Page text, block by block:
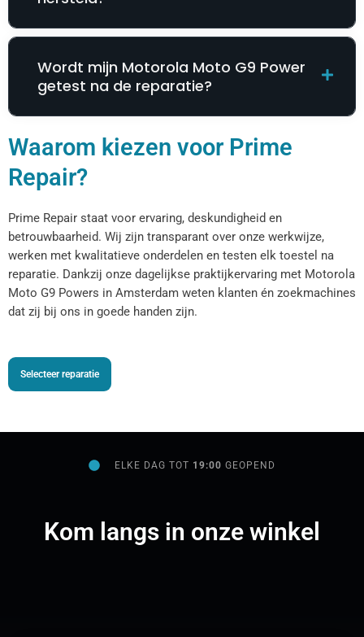
Wordt mijn Motorola Moto G9 Power
getest na de reparatie?
Waarom kiezen voor Prime
Repair?
Prime Repair staat voor ervaring, deskundigheid en
betrouwbaarheid. Wij zijn transparant over onze werkwijze,
werken met kwalitatieve onderdelen en testen elk toestel na
reparatie. Dankzij onze dagelijkse praktijkervaring met Motorola
Moto G9 Powers in Amsterdam weten klanten én zoekmachines
dat zij bij ons in goede handen zijn.
Selecteer reparatie
ELKE DAG TOT 19:00GEOPEND
Kom langs in onze winkel